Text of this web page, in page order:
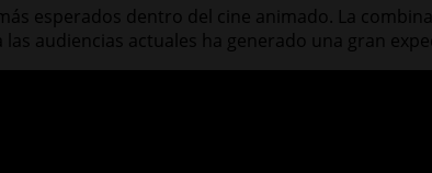
esperados dentro del cine animado. La
audiencias actuales ha generado una gran